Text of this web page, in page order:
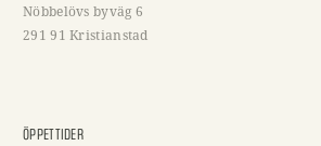
Nöbbelövs byväg 6
291 91 Kristianstad
ÖPPETTIDER